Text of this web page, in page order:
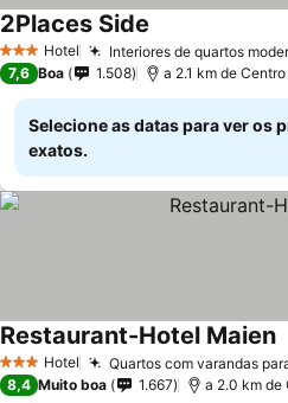
3 EstrelasHotel Interiores de quartos
2Places Side
7,6 Boa 1.508 a 2.1 km de
Selecione as datas para ver os
exatos.
3 EstrelasHotel Quartos com varandas
Restaurant-Hotel Maien
8,4 Muito boa 1.667 a 2.0 km de